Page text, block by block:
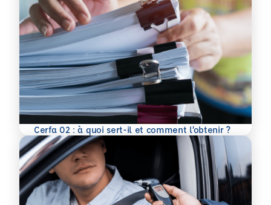
Cerfa 02 : à quoi sert-il et comment l’obtenir ?
En savoir plus